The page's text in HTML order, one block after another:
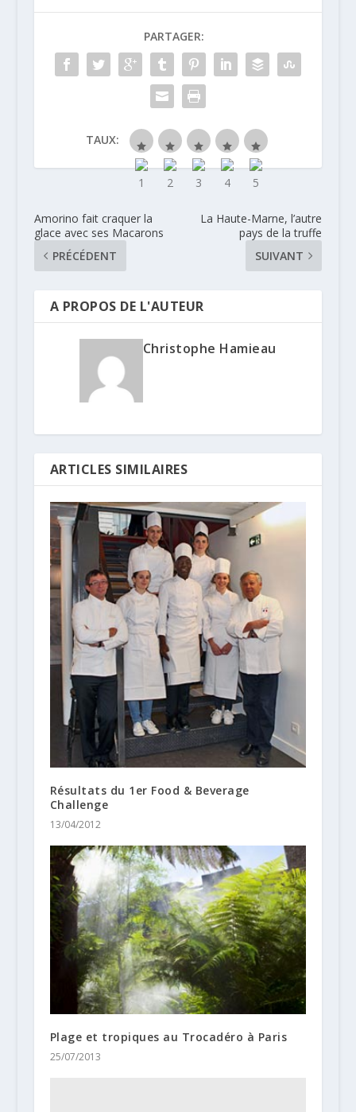
PARTAGER:
TAUX:
Amorino fait craquer la
glace avec ses Macarons
PRÉCÉDENT
La Haute-Marne, l’autre
pays de la truffe
SUIVANT
A PROPOS DE L'AUTEUR
Christophe Hamieau
ARTICLES SIMILAIRES
Résultats du 1er Food & Beverage
Challenge
13/04/2012
Plage et tropiques au Trocadéro à Paris
25/07/2013